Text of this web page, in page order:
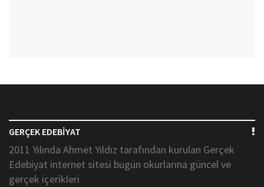
GERÇEK EDEBİYAT
2011 Yılında Ahmet Yıldız tarafından kurulan Gerçek
Edebiyat internet sitesi bugün okurlarına güncel ve
gerçek içerikleri